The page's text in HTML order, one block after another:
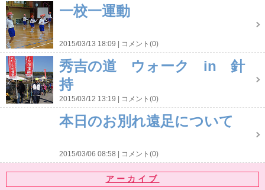
一校一運動
2015/03/13 18:09 コメント(0)
秀吉の道 ウォーク in 針
持
2015/03/12 13:19 コメント(0)
本日のお別れ遠足について
2015/03/06 08:58 コメント(0)
アーカイブ